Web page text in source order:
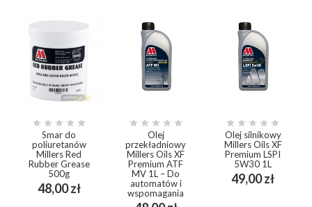
    
Smar do
poliuretanów
Millers Red
Rubber Grease
500g
48,00 złCena
    
Olej
przekładniowy
Millers Oils XF
Premium ATF
MV 1L – Do
automatów i
wspomagania
    
Olej silnikowy
Millers Oils XF
Premium LSPI
5W30 1L
49,00 złCena